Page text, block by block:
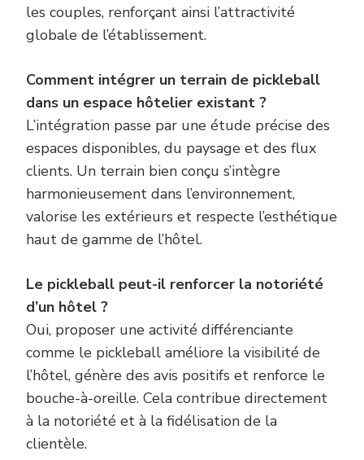
les couples, renforçant ainsi l’attractivité
globale de l’établissement.
Comment intégrer un terrain de pickleball
dans un espace hôtelier existant ?
L’intégration passe par une étude précise des
espaces disponibles, du paysage et des flux
clients. Un terrain bien conçu s’intègre
harmonieusement dans l’environnement,
valorise les extérieurs et respecte l’esthétique
haut de gamme de l’hôtel.
Le pickleball peut-il renforcer la notoriété
d’un hôtel ?
Oui, proposer une activité différenciante
comme le pickleball améliore la visibilité de
l’hôtel, génère des avis positifs et renforce le
bouche-à-oreille. Cela contribue directement
à la notoriété et à la fidélisation de la
clientèle.